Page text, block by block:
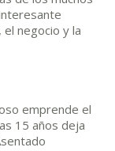
negocio y la
emprende el
15 años deja